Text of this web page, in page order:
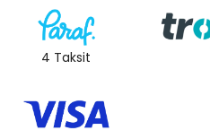
4 Taksit